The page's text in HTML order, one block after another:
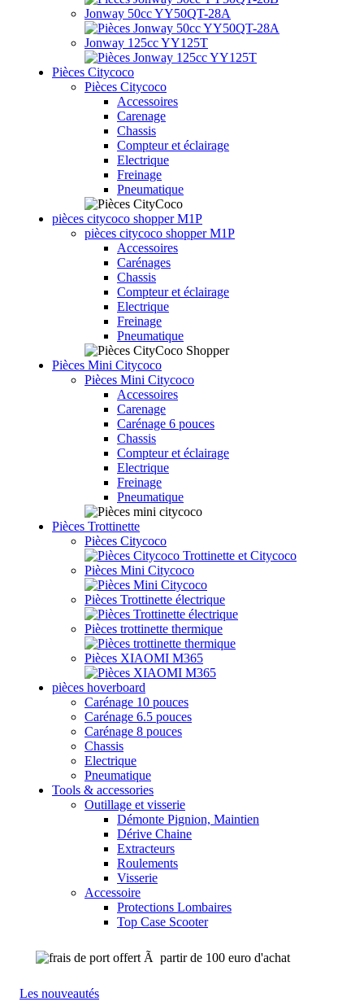
Jonway 50cc YY50QT-28A
Jonway 125cc YY125T
Pièces Citycoco
Pièces Citycoco
Accessoires
Carenage
Chassis
Compteur et éclairage
Electrique
Freinage
Pneumatique
pièces citycoco shopper M1P
pièces citycoco shopper M1P
Accessoires
Carénages
Chassis
Compteur et éclairage
Electrique
Freinage
Pneumatique
Pièces Mini Citycoco
Pièces Mini Citycoco
Accessoires
Carenage
Carénage 6 pouces
Chassis
Compteur et éclairage
Electrique
Freinage
Pneumatique
Pièces Trottinette
Pièces Citycoco
Pièces Mini Citycoco
Pièces Trottinette électrique
Pièces trottinette thermique
Pièces XIAOMI M365
pièces hoverboard
Carénage 10 pouces
Carénage 6.5 pouces
Carénage 8 pouces
Chassis
Electrique
Pneumatique
Tools & accessories
Outillage et visserie
Démonte Pignion, Maintien
Dérive Chaine
Extracteurs
Roulements
Visserie
Accessoire
Protections Lombaires
Top Case Scooter
Les nouveautés